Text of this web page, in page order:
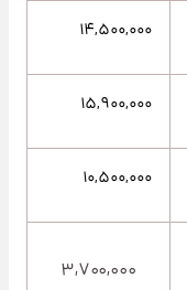
۱۴,۵۰۰,۰۰۰
۱۵,۹۰۰,۰۰۰
۱۰,۵۰۰,۰۰۰
۳,۷۰۰,۰۰۰